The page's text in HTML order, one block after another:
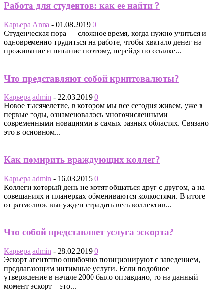
Работа для студентов: как ее найти ?
Карьера Anna - 01.08.2019 0
Студенческая пора — сложное время, когда нужно учиться и
одновременно трудиться на работе, чтобы хватало денег на
проживание и питание поэтому, перейдя по ссылке...
Что представляют собой криптовалюты?
Карьера admin - 22.03.2019 0
Новое тысячелетие, в котором мы все сегодня живем, уже в
первые годы, ознаменовалось многочисленными
современными новациями в самых разных областях. Связано
это в основном...
Как помирить враждующих коллег?
Карьера admin - 16.03.2015 0
Коллеги который день не хотят общаться друг с другом, а на
совещаниях и планерках обмениваются колкостями. В итоге
от размолвок вынужден страдать весь коллектив...
Что собой представляет услуга эскорта?
Карьера admin - 28.02.2019 0
Эскорт агентство ошибочно позиционируют с заведением,
предлагающим интимные услуги. Если подобное
утверждение в начале 2000 было оправдано, то на данный
момент эскорт – это...